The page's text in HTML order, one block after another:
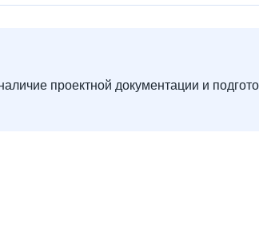
проектной документации и